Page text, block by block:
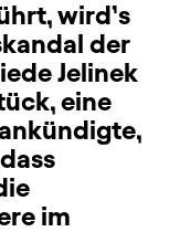
wird’s
der
Jelinek
eine
ankündigte,
im